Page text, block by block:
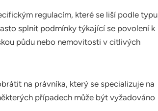
regulacím, které se liší podle typu
splnit podmínky týkající se povolení k
půdu nebo nemovitosti v citlivých
na právníka, který se specializuje na
případech může být vyžadováno